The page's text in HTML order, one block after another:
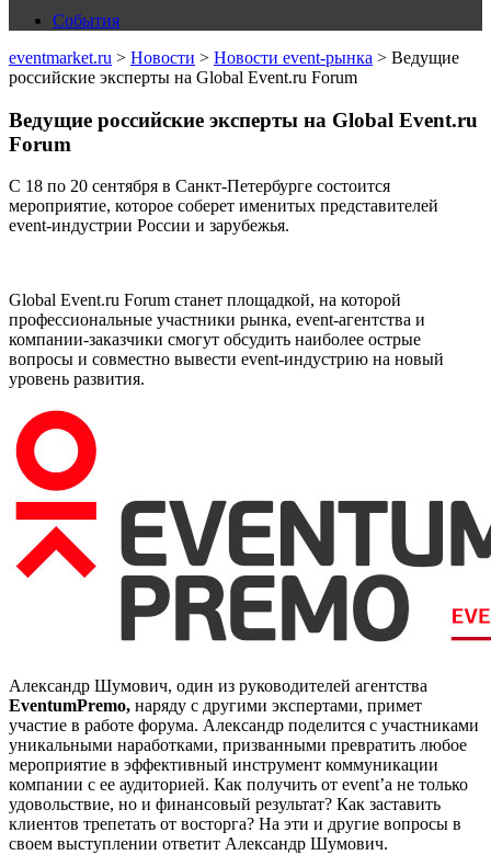
События
eventmarket.ru > Новости > Новости event-рынка > Ведущие
российские эксперты на Global Event.ru Forum
Ведущие российские эксперты на Global Event.ru
Forum
С 18 по 20 сентября в Санкт-Петербурге состоится
мероприятие, которое соберет именитых представителей
event-индустрии России и зарубежья.
Global Event.ru Forum станет площадкой, на которой
профессиональные участники рынка, event-агентства и
компании-заказчики смогут обсудить наиболее острые
вопросы и совместно вывести event-индустрию на новый
уровень развития.
Александр Шумович, один из руководителей агентства
EventumPremo, наряду с другими экспертами, примет
участие в работе форума. Александр поделится с участниками
уникальными наработками, призванными превратить любое
мероприятие в эффективный инструмент коммуникации
компании с ее аудиторией. Как получить от event’а не только
удовольствие, но и финансовый результат? Как заставить
клиентов трепетать от восторга? На эти и другие вопросы в
своем выступлении ответит Александр Шумович.